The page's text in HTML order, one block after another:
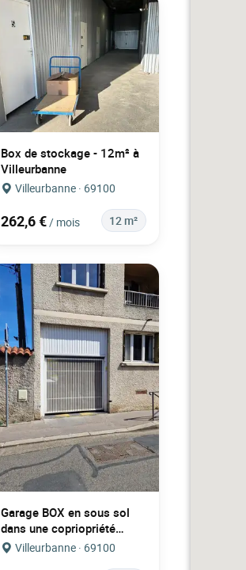
Box de stockage - 12m² à
Villeurbanne
Villeurbanne · 69100
262,6 € / mois 12 m²
Garage BOX en sous sol
dans une copriopriété
sécurisé
Villeurbanne · 69100